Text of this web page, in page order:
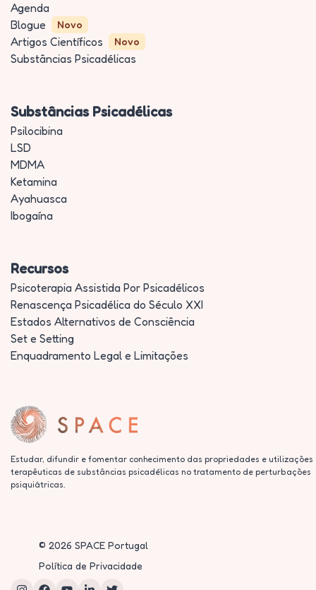
Agenda
Blogue
Novo
Artigos Científicos Novo
Substâncias Psicadélicas
Substâncias Psicadélicas
Psilocibina
LSD
MDMA
Ketamina
Ayahuasca
Ibogaína
Recursos
Psicoterapia Assistida Por Psicadélicos
Renascença Psicadélica do Século XXI
Estados Alternativos de Consciência
Set e Setting
Enquadramento Legal e Limitações
Estudar, difundir e fomentar conhecimento das propriedades e utilizações
terapêuticas de substâncias psicadélicas no tratamento de perturbações
psiquiátricas.
© 2026 SPACE Portugal
Política de Privacidade